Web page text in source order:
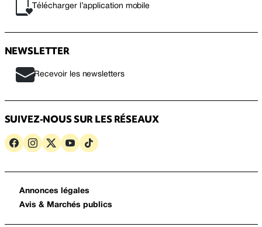
Télécharger l’application mobile
NEWSLETTER
Recevoir les newsletters
SUIVEZ-NOUS SUR LES RÉSEAUX
Annonces légales
Avis & Marchés publics